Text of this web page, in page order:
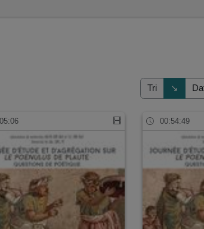
Tri ↘
Direction de tri
00:54:49